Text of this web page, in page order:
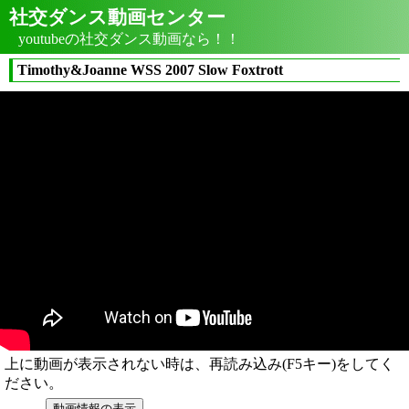
社交ダンス動画センター
youtubeの社交ダンス動画なら！！
Timothy&Joanne WSS 2007 Slow Foxtrott
上に動画が表示されない時は、再読み込み(F5キー)をしてく
ださい。